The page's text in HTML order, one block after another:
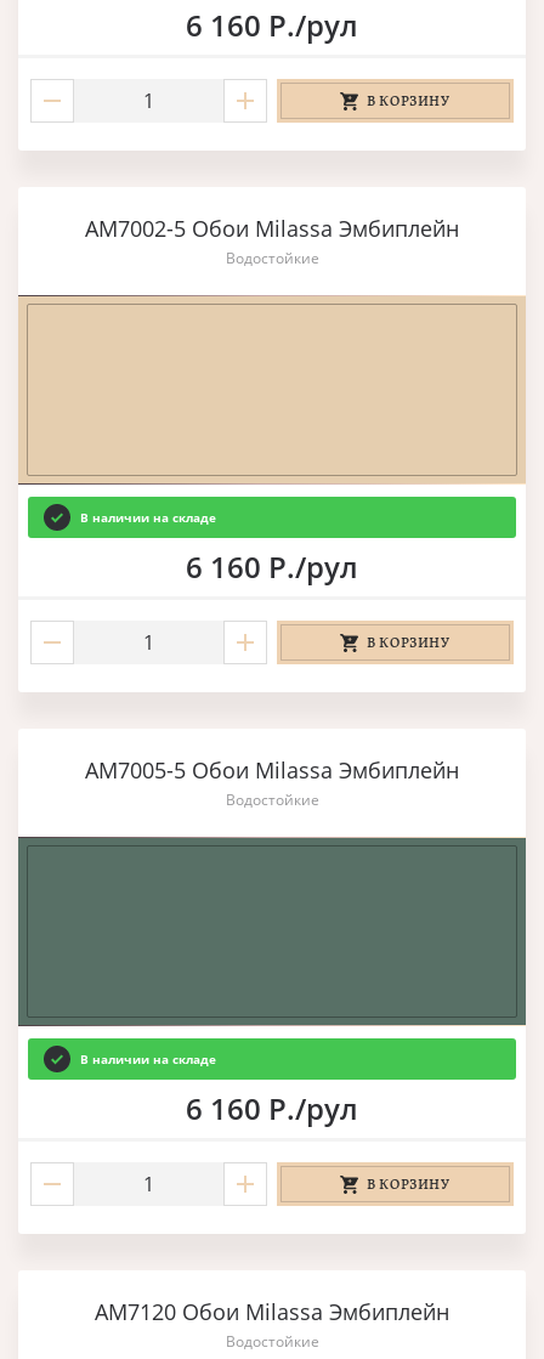
6 160 Р./рул
В КОРЗИНУ
AM7002-5 Обои Milassa Эмбиплейн
Водостойкие
В наличии на складе
6 160 Р./рул
В КОРЗИНУ
AM7005-5 Обои Milassa Эмбиплейн
Водостойкие
В наличии на складе
6 160 Р./рул
В КОРЗИНУ
AM7120 Обои Milassa Эмбиплейн
Водостойкие